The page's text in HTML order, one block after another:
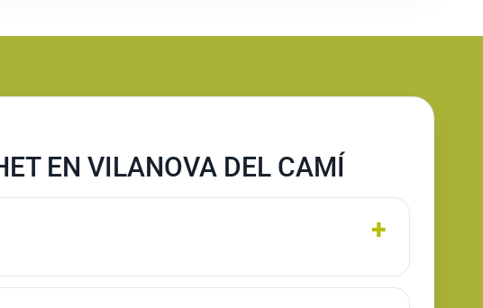
EN VILANOVA DEL CAMÍ